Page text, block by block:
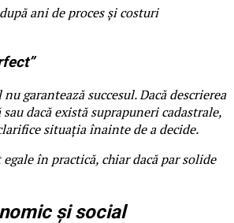
ani de proces și costuri
garantează succesul. Dacă descrierea
dacă există suprapuneri cadastrale,
situația înainte de a decide.
în practică, chiar dacă par solide
și social